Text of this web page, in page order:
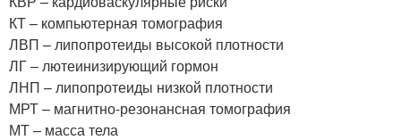
КТ – компьютерная томография
ЛВП – липопротеиды высокой плотности
ЛГ – лютеинизирующий гормон
ЛНП – липопротеиды низкой плотности
МРТ – магнитно-резонансная томография
МТ – масса тела